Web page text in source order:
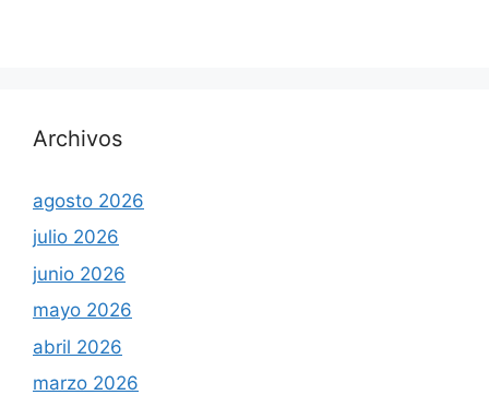
Archivos
agosto 2026
julio 2026
junio 2026
mayo 2026
abril 2026
marzo 2026